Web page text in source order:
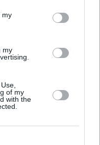
en este sitio web o
my
my
of my
with the